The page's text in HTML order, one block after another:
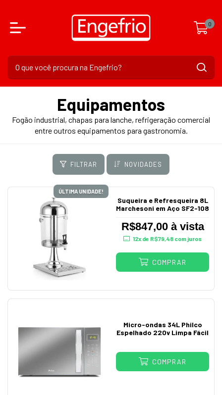
0
Equipamentos
Fogão industrial, chapas para lanche, refrigeração comercial
entre outros equipamentos para gastronomia.
FILTRAR NOVIDADES
ÚLTIMA UNIDADE!
Suqueira e Refresqueira 8L
Marchesoni em Aço SF2-108
R$847,00 à vista
12x de R$79,48 com juros
COMPRAR
Micro-ondas 34L Philco
Espelhado 220v Limpa Fácil
COMPRAR